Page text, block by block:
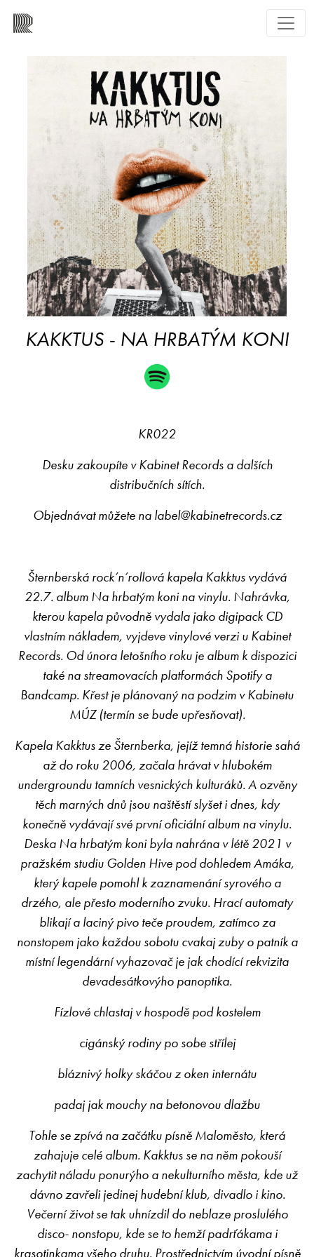
KAKKTUS - NA HRBATÝM KONI
KR022
Desku zakoupíte v Kabinet Records a dalších
distribučních sítích.
Objednávat můžete na label@kabinetrecords.cz
Šternberská rock’n’rollová kapela Kakktus vydává
22.7. album Na hrbatým koni na vinylu. Nahrávka,
kterou kapela původně vydala jako digipack CD
vlastním nákladem, vyjdeve vinylové verzi u Kabinet
Records. Od února letošního roku je album k dispozici
také na streamovacích platformách Spotify a
Bandcamp. Křest je plánovaný na podzim v Kabinetu
MÚZ (termín se bude upřesňovat).
Kapela Kakktus ze Šternberka, jejíž temná historie sahá
až do roku 2006, začala hrávat v hlubokém
undergroundu tamních vesnických kulturáků. A ozvěny
těch marných dnů jsou naštěstí slyšet i dnes, kdy
konečně vydávají své první oficiální album na vinylu.
Deska Na hrbatým koni byla nahrána v létě 2021 v
pražském studiu Golden Hive pod dohledem Amáka,
který kapele pomohl k zaznamenání syrového a
drzého, ale přesto moderního zvuku. Hrací automaty
blikají a laciný pivo teče proudem, zatímco za
nonstopem jako každou sobotu cvakaj zuby o patník a
místní legendární vyhazovač je jak chodící rekvizita
devadesátkovýho panoptika.
Fízlové chlastaj v hospodě pod kostelem
cigánský rodiny po sobe střílej
bláznivý holky skáčou z oken internátu
padaj jak mouchy na betonovou dlažbu
Tohle se zpívá na začátku písně Maloměsto, která
zahajuje celé album. Kakktus se na něm pokouší
zachytit náladu ponurýho a nekulturního města, kde už
dávno zavřeli jedinej hudební klub, divadlo i kino.
Večerní život se tak uhnízdil do neblaze proslulého
disco- nonstopu, kde se to hemží padrťákama i
krasotinkama všeho druhu. Prostřednictvím úvodní písně